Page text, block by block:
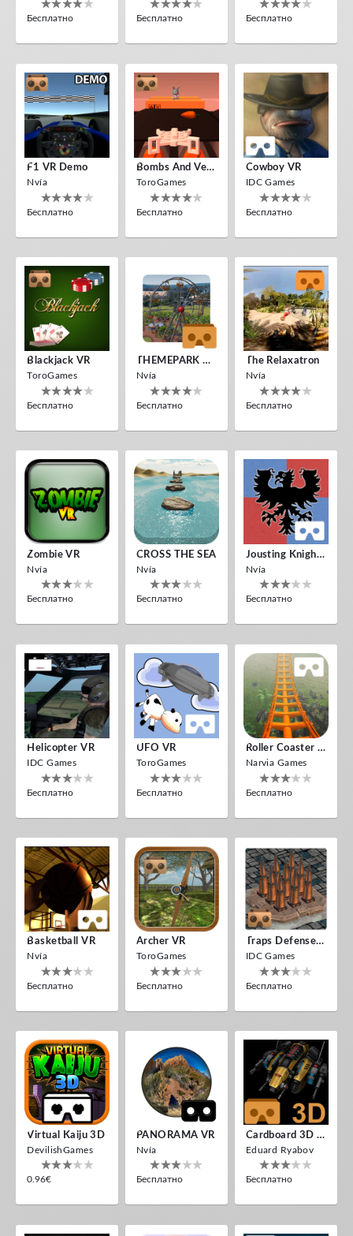
Бесплатно Бесплатно Бесплатно
F1 VR Demo
Nvía
Бесплатно
Bombs And Veggies
ToroGames
Бесплатно
Cowboy VR
IDC Games
Бесплатно
Blackjack VR
ToroGames
Бесплатно
THEMEPARK VR
Nvía
Бесплатно
The Relaxatron
Nvía
Бесплатно
Zombie VR
Nvía
Бесплатно
CROSS THE SEA
Nvía
Бесплатно
Jousting Knights VR
Nvía
Бесплатно
Helicopter VR
IDC Games
Бесплатно
UFO VR
ToroGames
Бесплатно
Roller Coaster VR
Narvia Games
Бесплатно
Basketball VR
Nvía
Бесплатно
Archer VR
ToroGames
Бесплатно
Traps Defense VR
IDC Games
Бесплатно
Virtual Kaiju 3D
DevilishGames
0.96€
PANORAMA VR
Nvía
Бесплатно
Cardboard 3D VR Space FPS Game
Eduard Ryabov
Бесплатно